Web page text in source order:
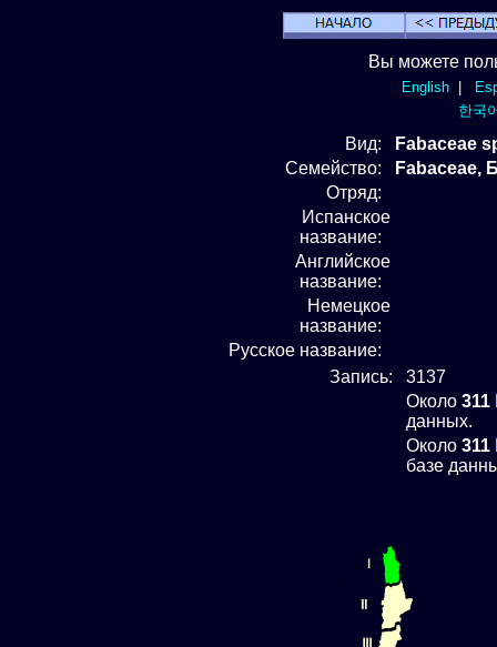
Вы можете
English|
한국
Вид:
Fabaceae
Семейство:
Fabaceae,
Отряд:
Испанское
название:
Английское
название:
Немецкое
название:
Русское название:
Запись:
3137
Около 311
данных.
Около 311
базе